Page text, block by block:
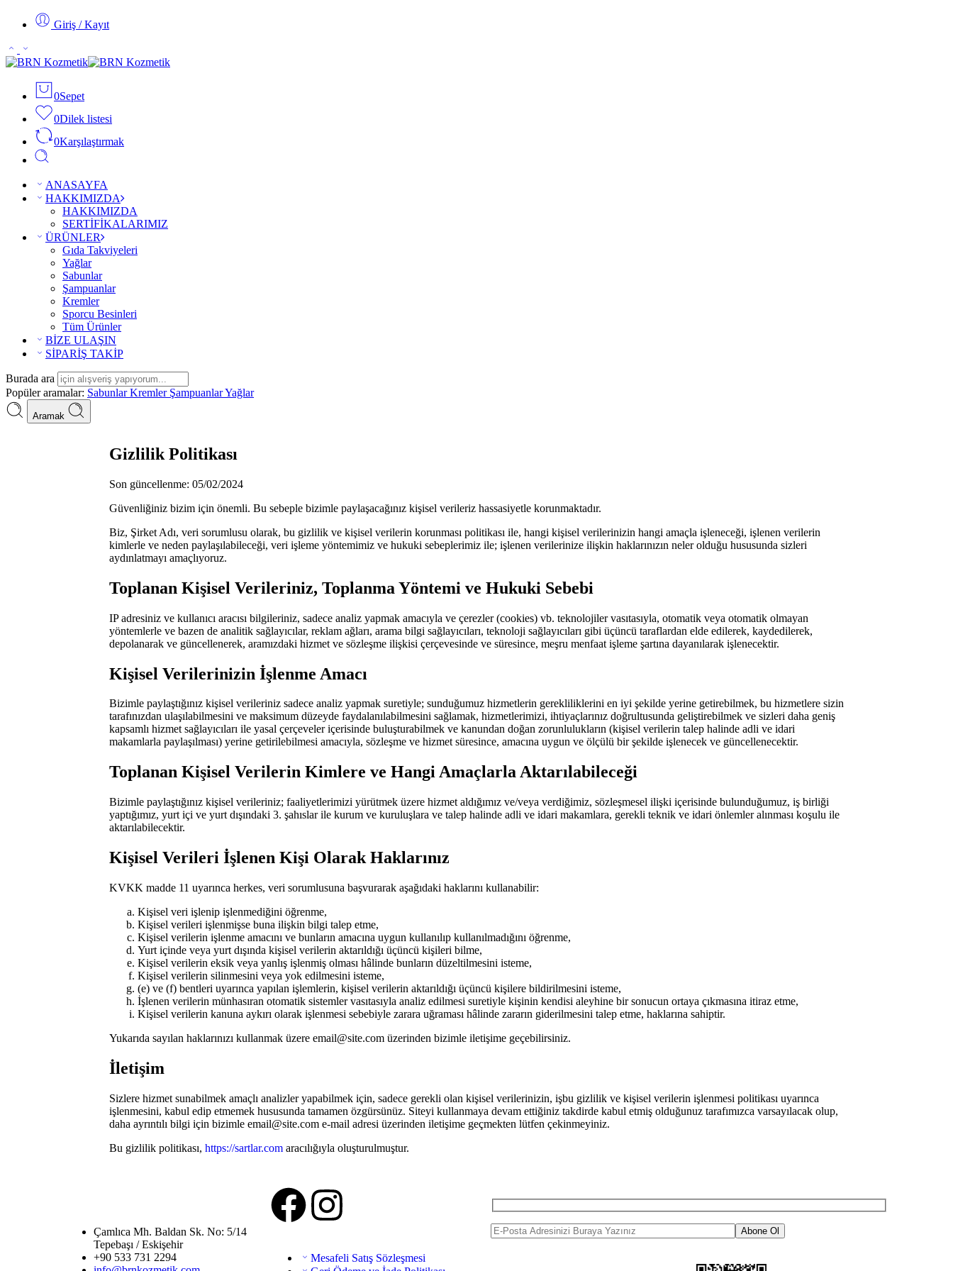
Giriş / Kayıt
0Sepet
0Dilek listesi
0Karşılaştırmak
ANASAYFA
HAKKIMIZDA
HAKKIMIZDA
SERTİFİKALARIMIZ
ÜRÜNLER
Gıda Takviyeleri
Yağlar
Sabunlar
Şampuanlar
Kremler
Sporcu Besinleri
Tüm Ürünler
BİZE ULAŞIN
SİPARİŞ TAKİP
Burada ara
Popüler aramalar: SabunlarKremler ŞampuanlarYağlar
Aramak
Gizlilik Politikası
Son güncellenme: 05/02/2024
Güvenliğiniz bizim için önemli. Bu sebeple bizimle paylaşacağınız kişisel verileriz hassasiyetle korunmaktadır.
Biz, Şirket Adı, veri sorumlusu olarak, bu gizlilik ve kişisel verilerin korunması politikası ile, hangi kişisel verilerinizin hangi amaçla işleneceği, işlenen verilerin
kimlerle ve neden paylaşılabileceği, veri işleme yöntemimiz ve hukuki sebeplerimiz ile; işlenen verilerinize ilişkin haklarınızın neler olduğu hususunda sizleri
aydınlatmayı amaçlıyoruz.
Toplanan Kişisel Verileriniz, Toplanma Yöntemi ve Hukuki Sebebi
IP adresiniz ve kullanıcı aracısı bilgileriniz, sadece analiz yapmak amacıyla ve çerezler (cookies) vb. teknolojiler vasıtasıyla, otomatik veya otomatik olmayan
yöntemlerle ve bazen de analitik sağlayıcılar, reklam ağları, arama bilgi sağlayıcıları, teknoloji sağlayıcıları gibi üçüncü taraflardan elde edilerek, kaydedilerek,
depolanarak ve güncellenerek, aramızdaki hizmet ve sözleşme ilişkisi çerçevesinde ve süresince, meşru menfaat işleme şartına dayanılarak işlenecektir.
Kişisel Verilerinizin İşlenme Amacı
Bizimle paylaştığınız kişisel verileriniz sadece analiz yapmak suretiyle; sunduğumuz hizmetlerin gerekliliklerini en iyi şekilde yerine getirebilmek, bu hizmetlere sizin
tarafınızdan ulaşılabilmesini ve maksimum düzeyde faydalanılabilmesini sağlamak, hizmetlerimizi, ihtiyaçlarınız doğrultusunda geliştirebilmek ve sizleri daha geniş
kapsamlı hizmet sağlayıcıları ile yasal çerçeveler içerisinde buluşturabilmek ve kanundan doğan zorunlulukların (kişisel verilerin talep halinde adli ve idari
makamlarla paylaşılması) yerine getirilebilmesi amacıyla, sözleşme ve hizmet süresince, amacına uygun ve ölçülü bir şekilde işlenecek ve güncellenecektir.
Toplanan Kişisel Verilerin Kimlere ve Hangi Amaçlarla Aktarılabileceği
Bizimle paylaştığınız kişisel verileriniz; faaliyetlerimizi yürütmek üzere hizmet aldığımız ve/veya verdiğimiz, sözleşmesel ilişki içerisinde bulunduğumuz, iş birliği
yaptığımız, yurt içi ve yurt dışındaki 3. şahıslar ile kurum ve kuruluşlara ve talep halinde adli ve idari makamlara, gerekli teknik ve idari önlemler alınması koşulu ile
aktarılabilecektir.
Kişisel Verileri İşlenen Kişi Olarak Haklarınız
KVKK madde 11 uyarınca herkes, veri sorumlusuna başvurarak aşağıdaki haklarını kullanabilir:
Kişisel veri işlenip işlenmediğini öğrenme,
Kişisel verileri işlenmişse buna ilişkin bilgi talep etme,
Kişisel verilerin işlenme amacını ve bunların amacına uygun kullanılıp kullanılmadığını öğrenme,
Yurt içinde veya yurt dışında kişisel verilerin aktarıldığı üçüncü kişileri bilme,
Kişisel verilerin eksik veya yanlış işlenmiş olması hâlinde bunların düzeltilmesini isteme,
Kişisel verilerin silinmesini veya yok edilmesini isteme,
(e) ve (f) bentleri uyarınca yapılan işlemlerin, kişisel verilerin aktarıldığı üçüncü kişilere bildirilmesini isteme,
İşlenen verilerin münhasıran otomatik sistemler vasıtasıyla analiz edilmesi suretiyle kişinin kendisi aleyhine bir sonucun ortaya çıkmasına itiraz etme,
Kişisel verilerin kanuna aykırı olarak işlenmesi sebebiyle zarara uğraması hâlinde zararın giderilmesini talep etme, haklarına sahiptir.
Yukarıda sayılan haklarınızı kullanmak üzere email@site.com üzerinden bizimle iletişime geçebilirsiniz.
İletişim
Sizlere hizmet sunabilmek amaçlı analizler yapabilmek için, sadece gerekli olan kişisel verilerinizin, işbu gizlilik ve kişisel verilerin işlenmesi politikası uyarınca
işlenmesini, kabul edip etmemek hususunda tamamen özgürsünüz. Siteyi kullanmaya devam ettiğiniz takdirde kabul etmiş olduğunuz tarafımızca varsayılacak olup,
daha ayrıntılı bilgi için bizimle email@site.com e-mail adresi üzerinden iletişime geçmekten lütfen çekinmeyiniz.
Bu gizlilik politikası, https://sartlar.com aracılığıyla oluşturulmuştur.
Çamlıca Mh. Baldan Sk. No: 5/14
Tepebaşı / Eskişehir
+90 533 731 2294
Mesafeli Satış Sözleşmesi